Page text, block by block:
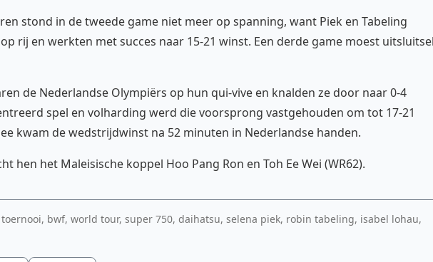
stond in de tweede game niet meer op spanning, want Piek en Tabeling
rij en werkten met succes naar 15-21 winst. Een derde game moest
de Nederlandse Olympiërs op hun qui-vive en knalden ze door naar 0-4
spel en volharding werd die voorsprong vastgehouden om tot 17-21
kwam de wedstrijdwinst na 52 minuten in Nederlandse handen.
hen het Maleisische koppel Hoo Pang Ron en Toh Ee Wei (WR62).
bwf, world tour, super 750, daihatsu, selena piek, robin tabeling, isabel lohau,